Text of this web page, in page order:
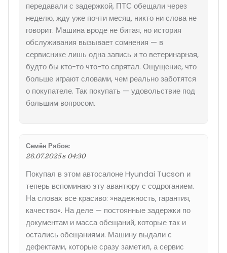
передавали с задержкой, ПТС обещали через
неделю, жду уже почти месяц, никто ни слова не
говорит. Машина вроде не битая, но история
обслуживания вызывает сомнения — в
сервиснике лишь одна запись и то ветеринарная,
будто бы кто-то что-то спрятал. Ощущение, что
больше играют словами, чем реально заботятся
о покупателе. Так покупать — удовольствие под
большим вопросом.
Семён Рябов:
26.07.2025 в 04:30
Покупал в этом автосалоне Hyundai Tucson и
теперь вспоминаю эту авантюру с содроганием.
На словах все красиво: »надежность, гарантия,
качество». На деле — постоянные задержки по
документам и масса обещаний, которые так и
остались обещаниями. Машину выдали с
дефектами, которые сразу заметил, а сервис